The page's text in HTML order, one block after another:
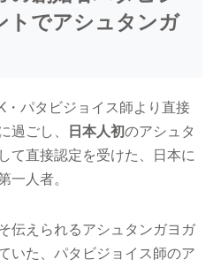
トでアシュタンガ
パタビジョイス師より直接
過ごし、
日本人初のアシュタ
て直接認定を受けた、日本に
一人者。
伝えられるアシュタンガヨガ
いた、パタビジョイス師のア